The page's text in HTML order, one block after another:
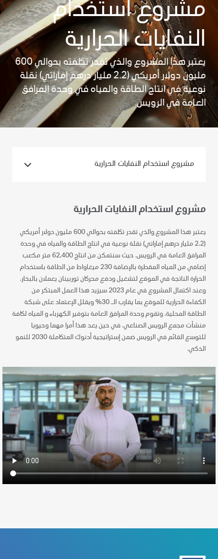
مشروع استخدام
النفايات الحرارية
يعتبر هذا المشروع والذي تقدر تكلفته بحوالي 600
مليون دولار أمريكي (2.2 مليار درهم إماراتي) نقلة
نوعية في انتاج الطاقة والمياه في وحدة المرافق
العامة في الرويس.
مشروع استخدام النفايات الحرارية
يعتبر هذا المشروع والذي تقدر تكلفته بحوالي 600 مليون دولار أمريكي
(2.2 مليار درهم إماراتي) نقلة نوعية في انتاج الطاقة والمياه في وحدة
المرافق العامة في الرويس. حيث سنتمكن من انتاج 62,400 متر مكعب
إضافي من المياه المقطرة بالإضافة 230 ميغاواط من الطاقة باستخدام
الحرارة الناتجة في الموقع لتشغيل ودفع محركان توربينان يعملان بالبخار.
وعند اكتمال المشروع في عام 2023 سيزيد هذا العمل المبتكر من
الكفاءة الحرارية للموقع بما يقارب الـ 30% ويقلل الإعتماد على شبكة
الطاقة المحلية. وتقوم وحدة المرافق العامة بتوفير الكهرباء و المياه لكافة
منشآت مجمع الرويس الصناعي. في حين يعد هذا أمرا مهما وحيويا
للتوسع القائم في الرويس ضمن إستراتيجية أدنوك المتكاملة 2030 للنمو
الذكي.
مشروع استخدام النفايات الحرارية